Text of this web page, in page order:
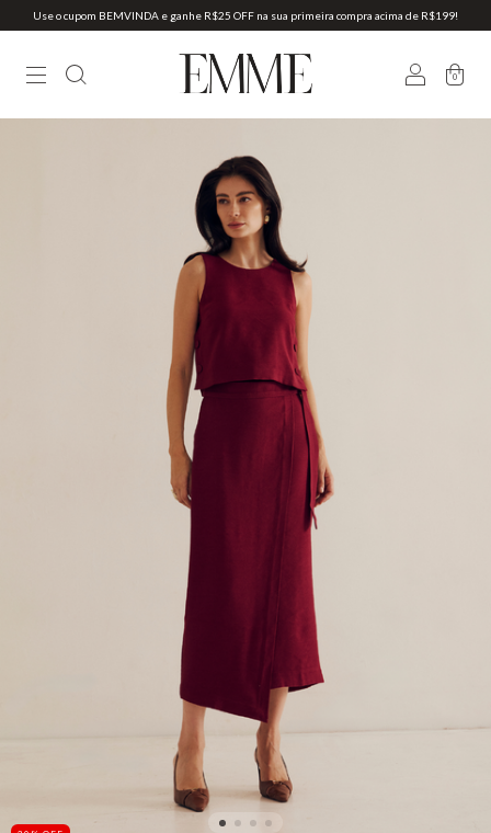
Use o cupom BEMVINDA e ganhe R$25 OFF na sua primeira compra acima de R$199!
0